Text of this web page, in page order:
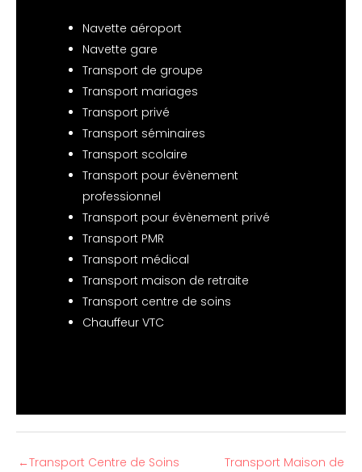
Navette aéroport
Navette gare
Transport de groupe
Transport mariages
Transport privé
Transport séminaires
Transport scolaire
Transport pour évènement
professionnel
Transport pour évènement privé
Transport PMR
Transport médical
Transport maison de retraite
Transport centre de soins
Chauffeur VTC
←Transport Centre de Soins
Transport Maison de